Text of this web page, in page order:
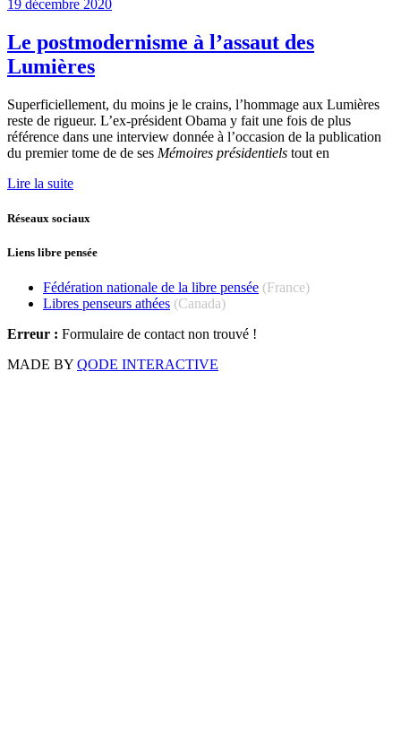
19 décembre 2020
Le postmodernisme à l’assaut des
Lumières
Superficiellement, du moins je le crains, l’hommage aux Lumières
reste de rigueur. L’ex-président Obama y fait une fois de plus
référence dans une interview donnée à l’occasion de la publication
du premier tome de de ses Mémoires présidentiels tout en
Lire la suite
Réseaux sociaux
Liens libre pensée
Fédération nationale de la libre pensée (France)
Libres penseurs athées (Canada)
Erreur : Formulaire de contact non trouvé !
MADE BY QODE INTERACTIVE